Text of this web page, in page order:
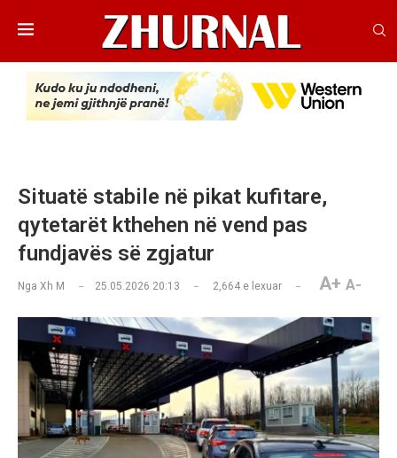
Situatë stabile në pikat kufitare,
qytetarët kthehen në vend pas
fundjavës së zgjatur
Nga Xh M 25.05.2026 20:13 2,664 e lexuar A+ A-